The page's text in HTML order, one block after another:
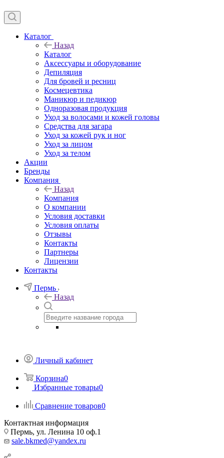
Каталог
Назад
Каталог
Аксессуары и оборудование
Депиляция
Для бровей и ресниц
Космецевтика
Маникюр и педикюр
Одноразовая продукция
Уход за волосами и кожей головы
Средства для загара
Уход за кожей рук и ног
Уход за лицом
Уход за телом
Акции
Бренды
Компания
Назад
Компания
О компании
Условия доставки
Условия оплаты
Отзывы
Контакты
Партнеры
Лицензии
Контакты
Пермь
Назад
Личный кабинет
Корзина0
Избранные товары0
Сравнение товаров0
Контактная информация
Пермь, ул. Ленина 10 оф.1
sale.bkmed@yandex.ru